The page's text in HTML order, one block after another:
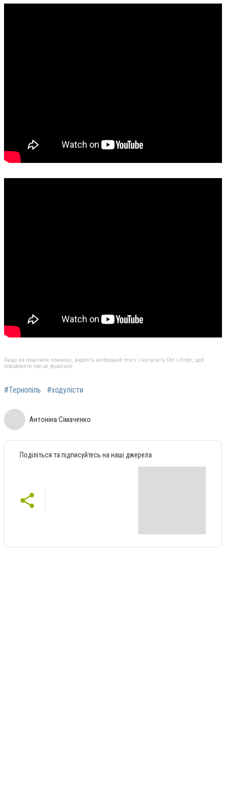
Якщо ви помітили помилку, виділіть необхідний текст і натисніть Ctrl + Enter, щоб
повідомити про це редакцію
#Тернопіль #ходулісти
Антоніна Сімаченко
Поділіться та підписуйтесь на наші джерела